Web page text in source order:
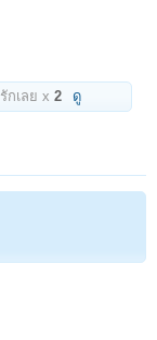
รักเลย x2 ดู